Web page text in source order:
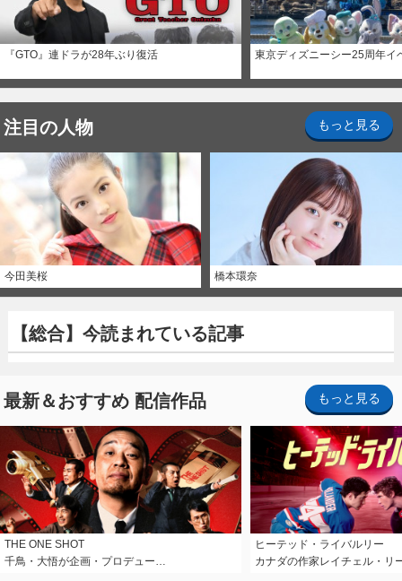
『GTO』連ドラが28年ぶり復活 東京ディズニーシー25周年イ
注目の人物 もっと見る
今田美桜 橋本環奈
【総合】今読まれている記事
最新＆おすすめ 配信作品 もっと見る
THE ONE SHOT
千鳥・大悟が企画・プロデュー…
ヒーテッド・ライバルリー
カナダの作家レイチェル・リ